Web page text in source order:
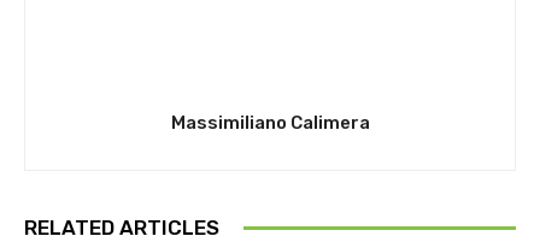
Massimiliano Calimera
RELATED ARTICLES